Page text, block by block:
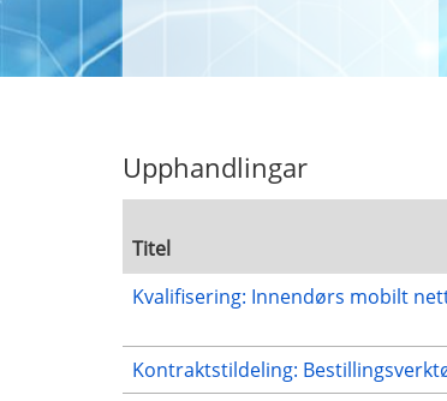
Upphandlingar
Titel
Kvalifisering: Innendørs mobilt
Kontraktstildeling: